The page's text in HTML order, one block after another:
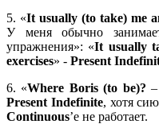
5. «It usually (to take) me
У меня обычно
упражнения»: «It usually
exercises» - Present
6. «Where Boris (to be)?
Present Indefinite, хотя
Continuous’е не работает.